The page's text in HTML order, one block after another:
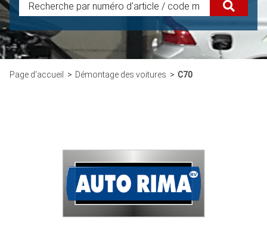
Page d'accueil Démontage des voitures C70